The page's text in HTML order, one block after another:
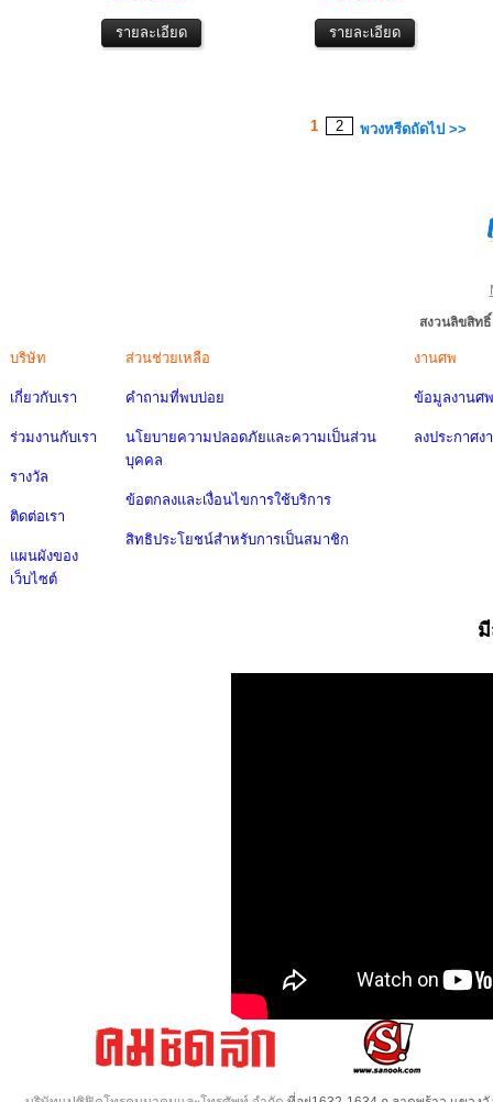
1 2 พวงหรีดถัดไป >>
สงวนลิขสิท
บริษัท
เกี่ยวกับเรา
ร่วมงานกับเรา
รางวัล
ติดต่อเรา
แผนผังของ
เว็บไซต์
ส่วนช่วยเหลือ
คำถามที่พบบ่อย
นโยบายความปลอดภัยและความเป็นส่วน
บุคคล
ข้อตกลงและเงื่อนไขการใช้บริการ
สิทธิประโยชน์สำหรับการเป็นสมาชิก
งานศพ
ข้อมูลงานศพ
ลงประกาศง